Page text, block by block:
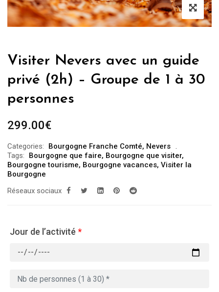
Visiter Nevers avec un guide
privé (2h) – Groupe de 1 à 30
personnes
299.00€
Categories: Bourgogne Franche Comté, Nevers
Tags:
Bourgogne que faire, Bourgogne que visiter,
Bourgogne tourisme, Bourgogne vacances, Visiter la
Bourgogne
Réseaux sociaux
Jour de l’activité *